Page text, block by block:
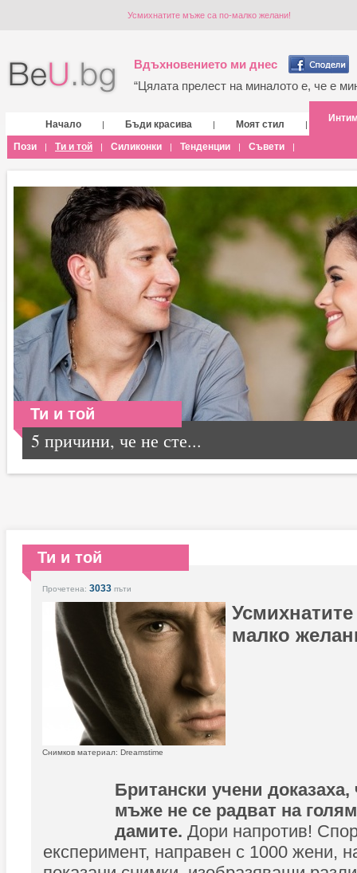
Усмихнатите мъже са по-малко желани!
Вдъхновението ми днес
“Цялата прелест на миналото е, че е
Начало | Бъди красива | Моят стил |
Пози | Ти и той | Силиконки | Тенденции | Съвети |
Ти и той
5 причини, че не сте...
Ти и той
Прочетена: 3033 пъти
малко
Снимков материал: Dreamstime
Британски учени доказаха,
мъже не се радват на
дамите. Дори напротив!
експеримент, направен с 1000 жени,